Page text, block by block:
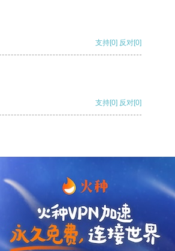
支持[0] 反对[0]
支持[0] 反对[0]
支持 [0] 反对 [0]